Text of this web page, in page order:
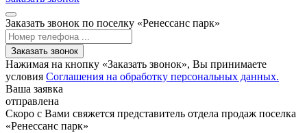
Заказать звонок по поселку «Ренессанс парк»
Заказать звонок
Нажимая на кнопку «Заказать звонок», Вы принимаете
условия Соглашения на обработку персональных данных.
Ваша заявка
отправлена
Скоро с Вами свяжется представитель отдела продаж поселка
«Ренессанс парк»